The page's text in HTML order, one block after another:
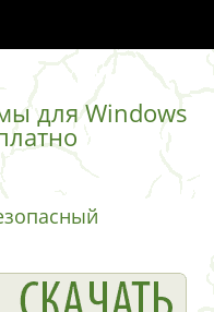
для Windows